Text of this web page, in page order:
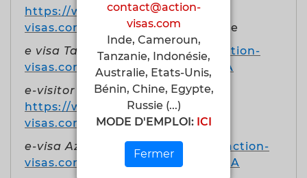
contact@action-
visas.com
Inde, Cameroun,
Tanzanie, Indonésie,
Australie, Etats-Unis,
Bénin, Chine, Egypte,
Russie (...)
MODE D'EMPLOI:ICI
Fermer
https://www.action-
visas.com/visa/Vietnam-a-l
'arrivee
e visa Tadjikistan
https://www.action-
visas.com/visa/Tadjikistan-E-VISA
e-visitor ETA Australie
https://www.action-
visas.com/visa/Australie-ETA
e-visa Azerbaidjan
https://www.action-
visas.com/visa/Azerbaidjan-E-VISA